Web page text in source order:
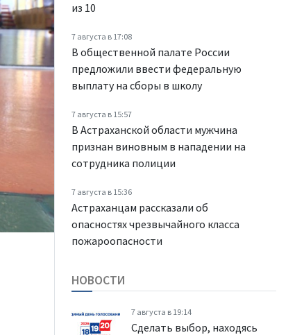
из 10
7 августа в 17:08
В общественной палате России
предложили ввести федеральную
выплату на сборы в школу
7 августа в 15:57
В Астраханской области мужчина
признан виновным в нападении на
сотрудника полиции
7 августа в 15:36
Астраханцам рассказали об
опасностях чрезвычайного класса
пожароопасности
НОВОСТИ
7 августа в 19:14
Сделать выбор, находясь